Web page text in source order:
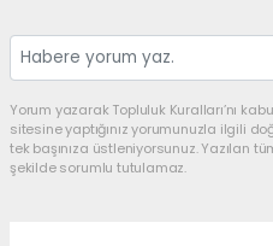
Yorum yazarak Topluluk Kuralları’nı
sitesine yaptığınız yorumunuzla ilgili
tek başınıza üstleniyorsunuz. Yazılan
şekilde sorumlu tutulamaz.